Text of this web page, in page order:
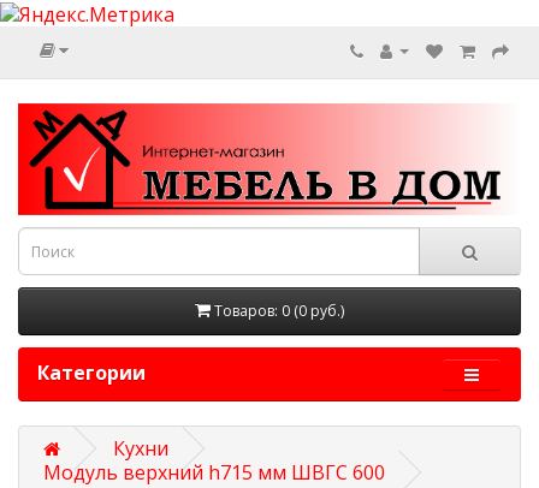
Товаров: 0 (0 руб.)
Категории
Кухни
Модуль верхний h715 мм ШВГС 600